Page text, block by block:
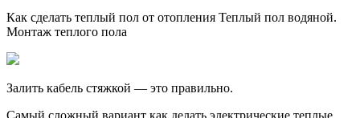
Как сделать теплый пол от отопления Теплый пол водяной.
Монтаж теплого пола
Залить кабель стяжкой — это правильно.